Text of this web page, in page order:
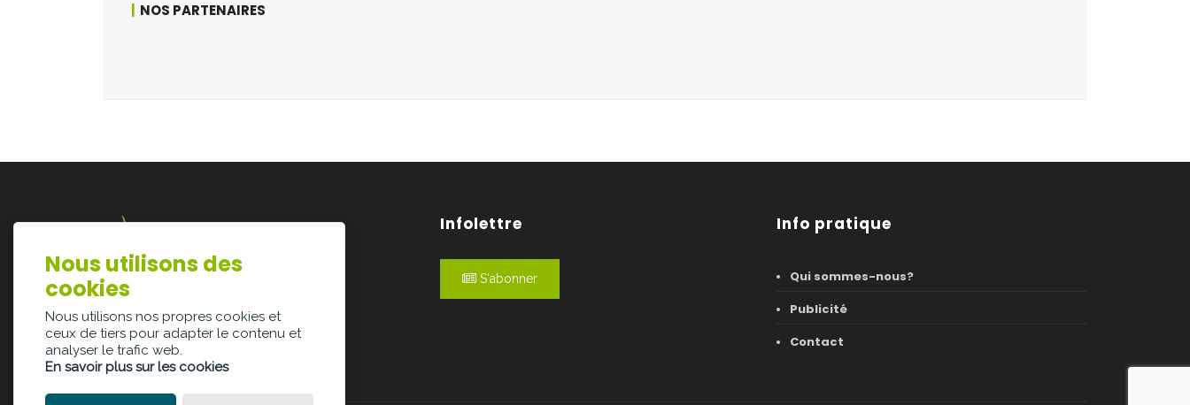
NOS PARTENAIRES
Lazarijstraat 168
3500 Hasselt
Infolettre
S'abonner
Info pratique
Qui sommes-nous?
Publicité
Contact
Nous utilisons des
cookies
Nous utilisons nos propres cookies et
ceux de tiers pour adapter le contenu et
analyser le trafic web.
En savoir plus sur les cookies